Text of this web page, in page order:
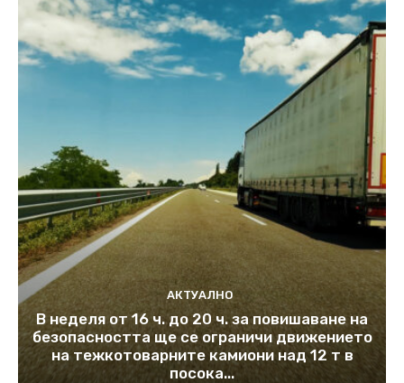
АКТУАЛНО
В неделя от 16 ч. до 20 ч. за повишаване на
безопасността ще се ограничи движението
на тежкотоварните камиони над 12 т в
посока...